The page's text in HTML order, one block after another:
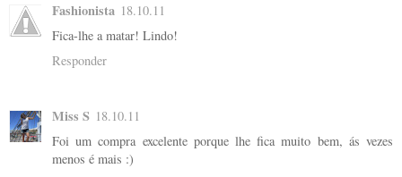
Fashionista 18.10.11
Fica-lhe a matar! Lindo!
Responder
Miss S 18.10.11
Foi um compra excelente porque lhe fica muito bem, ás vezes
menos é mais :)